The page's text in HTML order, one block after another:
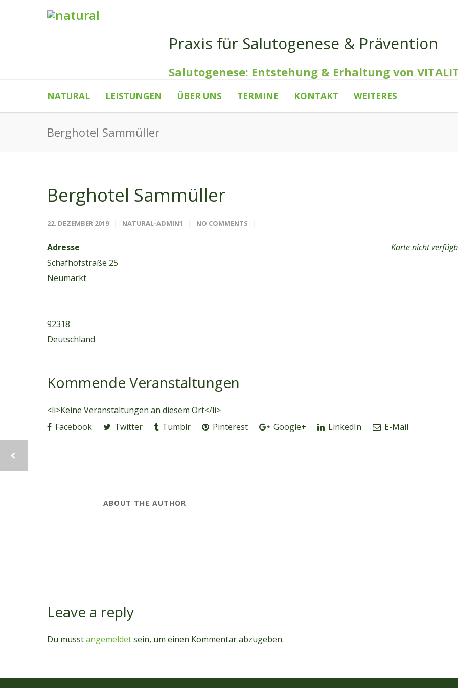
Praxis für Salutogenese & Prävention
Salutogenese: Entstehung & Erhaltung von
NATURAL LEISTUNGEN ÜBER UNS TERMINE KONTAKT WEITERES
Berghotel Sammüller
Berghotel Sammüller
22. DEZEMBER 2019 NATURAL-ADMIN1 NO COMMENTS
Karte nicht
Adresse
Schafhofstraße 25
Neumarkt
92318
Deutschland
Kommende Veranstaltungen
<li>Keine Veranstaltungen an diesem Ort</li>
Facebook
Twitter Tumblr Pinterest Google+ LinkedIn E-Mail
ABOUT THE AUTHOR
Leave a reply
Du musstangemeldetsein, um einen Kommentar abzugeben.